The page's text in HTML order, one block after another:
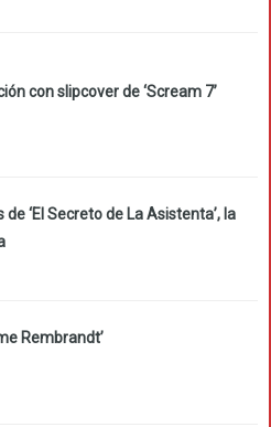
con slipcover de ‘Scream 7’
‘El Secreto de La Asistenta’, la
Rembrandt’